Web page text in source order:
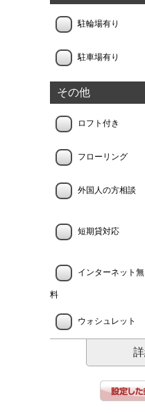
駐輪場有り
駐車場有り
その他
ロフト付き
フローリング
外国人の方相談
短期貸対応
インターネット無
料
ウォシュレット